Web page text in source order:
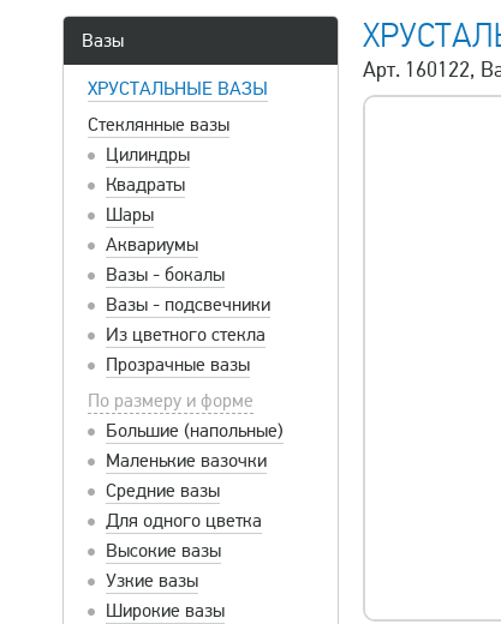
Вазы
ХРУСТАЛЬНЫЕ ВАЗЫ
Стеклянные вазы
Цилиндры
Квадраты
Шары
Аквариумы
Вазы - бокалы
Вазы - подсвечники
Из цветного стекла
Прозрачные вазы
По размеру и форме
Большие (напольные)
Маленькие вазочки
Средние вазы
Для одного цветка
Высокие вазы
Узкие вазы
Широкие вазы
Арт. 160122,